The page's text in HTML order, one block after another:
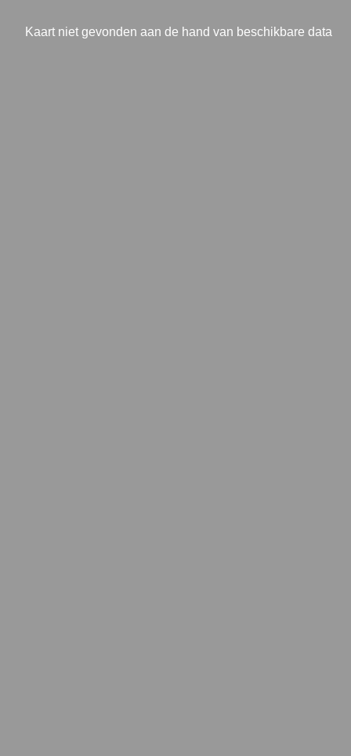
Kaart niet gevonden aan de hand van beschikbare data